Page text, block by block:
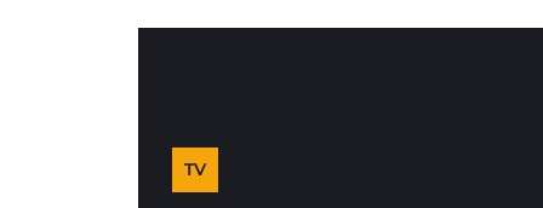
TV